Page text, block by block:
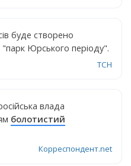
буде створено
Юрського періоду".
ТСН
влада
болотистий
Корреспондент.net